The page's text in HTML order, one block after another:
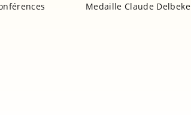
Medaille Claude Delbeke